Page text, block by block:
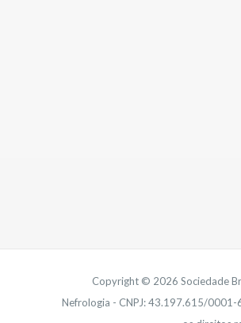
Copyright © 2026 Sociedade
Nefrologia - CNPJ: 43.197.615/